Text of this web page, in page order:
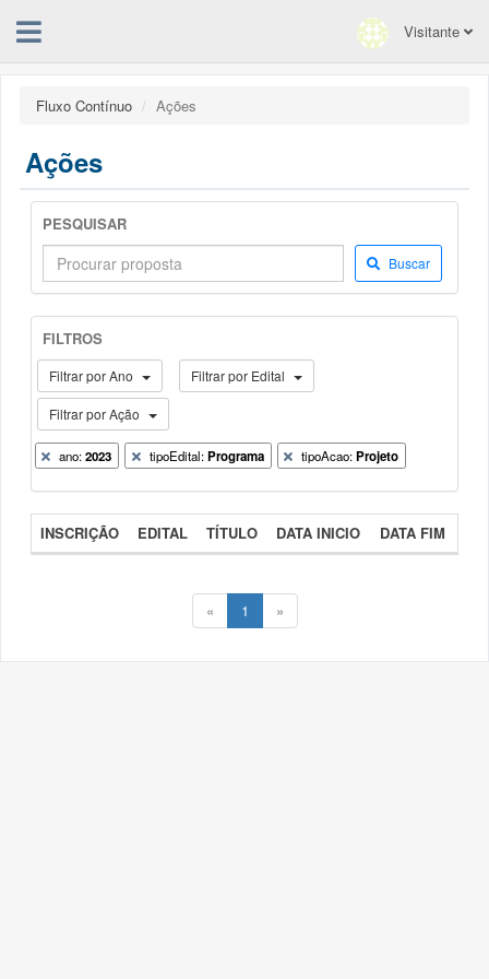
Visitante
Fluxo Contínuo Ações
Ações
PESQUISAR
Buscar
FILTROS
Filtrar por Ano Filtrar por Edital
Filtrar por Ação
ano:2023 tipoEdital:Programa tipoAcao:Projeto
INSCRIÇÃO EDITAL TÍTULO DATA INICIO DATA FIM
« 1 »